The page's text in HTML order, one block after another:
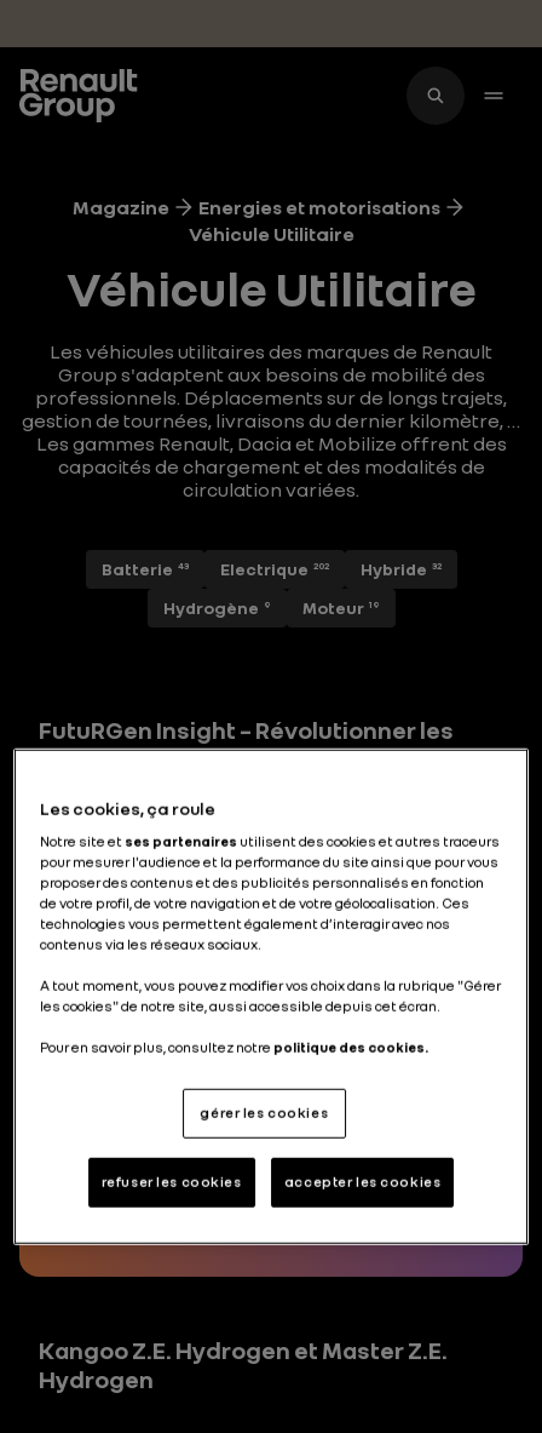
Magazine
Energies et motorisations
Véhicule Utilitaire
Véhicule Utilitaire
Les véhicules utilitaires des marques de Renault
Group s'adaptent aux besoins de mobilité des
professionnels. Déplacements sur de longs trajets,
gestion de tournées, livraisons du dernier kilomètre, …
Les gammes Renault, Dacia et Mobilize offrent des
capacités de chargement et des modalités de
circulation variées.
Batterie 43 Electrique 202 Hybride 32
Hydrogène 9 Moteur 19
FutuRGen Insight – Révolutionner les
véhicules utilitaires est la route à suivre
Renault, leader incontesté des véhicules
utilitaires électriques
l’Alliance pour le véhicule utilitaire
Kangoo Z.E. Hydrogen et Master Z.E.
Hydrogen
Les cookies, ça roule
Notre site et ses partenaires utilisent des cookies et autres traceurs
pour mesurer l'audience et la performance du site ainsi que pour vous
proposer des contenus et des publicités personnalisés en fonction
de votre profil, de votre navigation et de votre géolocalisation. Ces
technologies vous permettent également d’interagir avec nos
contenus via les réseaux sociaux.
A tout moment, vous pouvez modifier vos choix dans la rubrique "Gérer
les cookies" de notre site, aussi accessible depuis cet écran.
Pour en savoir plus, consultez notre politique des cookies.
gérer les cookies
refuser les cookies accepter les cookies